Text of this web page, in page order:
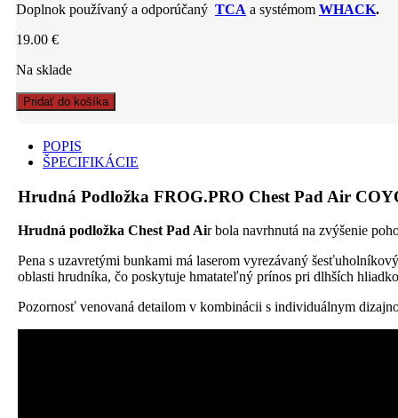
Doplnok používaný a odporúčaný TCA a systémom WHACK.
19.00 €
Na sklade
Hrudná
Podložka
Chest
Pad
COYOTE
Pridať do košíka
POPIS
ŠPECIFIKÁCIE
Hrudná Podložka FROG.PRO Chest Pad Air
Hrudná podložka Chest Pad Air bola navrhnutá na zvýšenie
Pena s uzavretými bunkami má laserom vyrezávaný
oblasti hrudníka, čo poskytuje hmatateľný prínos pri dlhších
Pozornosť venovaná detailom v kombinácii s individuálnym